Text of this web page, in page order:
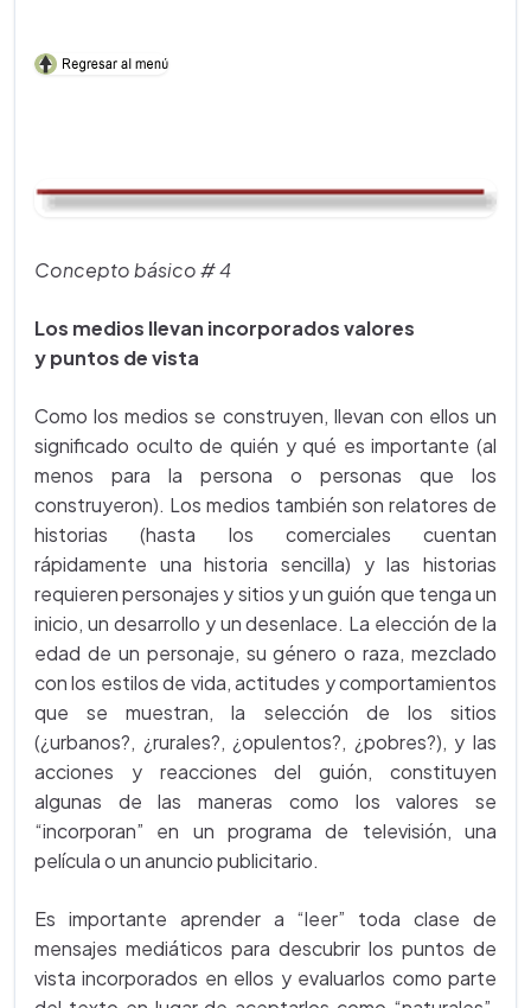
Concepto básico # 4
Los medios llevan incorporados valores
y puntos de vista
Como los medios se construyen, llevan con ellos un
significado oculto de quién y qué es importante (al
menos para la persona o personas que los
construyeron). Los medios también son relatores de
historias (hasta los comerciales cuentan
rápidamente una historia sencilla) y las historias
requieren personajes y sitios y un guión que tenga un
inicio, un desarrollo y un desenlace. La elección de la
edad de un personaje, su género o raza, mezclado
con los estilos de vida, actitudes y comportamientos
que se muestran, la selección de los sitios
(¿urbanos?, ¿rurales?, ¿opulentos?, ¿pobres?), y las
acciones y reacciones del guión, constituyen
algunas de las maneras como los valores se
“incorporan” en un programa de televisión, una
película o un anuncio publicitario.
Es importante aprender a “leer” toda clase de
mensajes mediáticos para descubrir los puntos de
vista incorporados en ellos y evaluarlos como parte